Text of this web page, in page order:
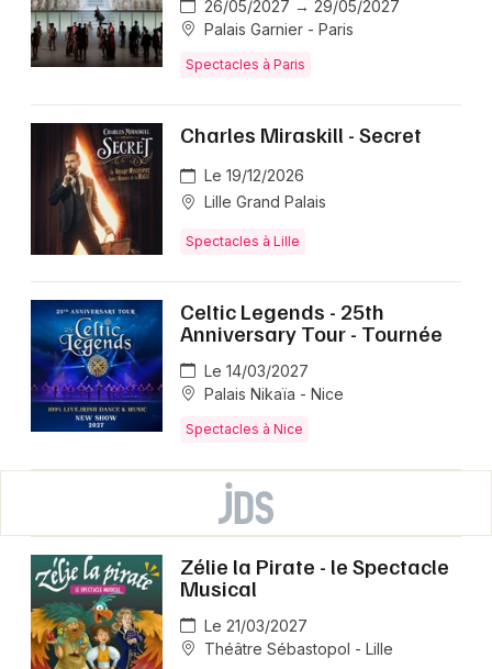
26/05/2027 → 29/05/2027
Palais Garnier - Paris
Spectacles à Paris
Charles Miraskill - Secret
Le 19/12/2026
Lille Grand Palais
Spectacles à Lille
Celtic Legends - 25th
Anniversary Tour - Tournée
Le 14/03/2027
Palais Nikaïa - Nice
Spectacles à Nice
Zélie la Pirate - le Spectacle
Musical
Le 21/03/2027
Théâtre Sébastopol - Lille